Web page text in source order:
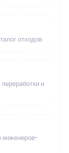
отходов
и
инженеров-